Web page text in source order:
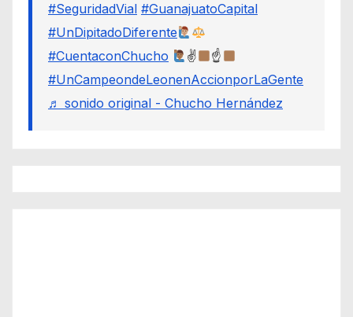
#SeguridadVial #GuanajuatoCapital
#UnDipitadoDiferente
#CuentaconChucho
✌
☝
#UnCampeondeLeonenAccionporLaGente
♬ sonido original - Chucho Hernández